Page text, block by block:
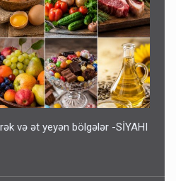
və ət yeyən bölgələr -SİYAHI